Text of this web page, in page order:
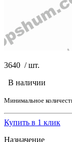
3640 /шт.
В наличии
Минимальное
Купить в 1 клик
Назначение